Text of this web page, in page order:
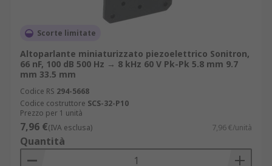
Scorte limitate
Altoparlante miniaturizzato piezoelettrico Sonitron,
66 nF, 100 dB 500 Hz → 8 kHz 60 V Pk-Pk 5.8 mm 9.7
mm 33.5 mm
Codice RS 294-5668
Codice costruttore SCS-32-P10
Prezzo per 1 unità
7,96 €(IVA esclusa) 7,96 €/unità
Quantità